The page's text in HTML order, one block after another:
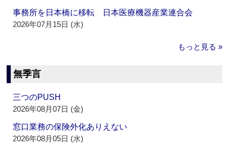
事務所を日本橋に移転 日本医療機器産業連合会
2026年07月15日 (水)
もっと見る »
無季言
三つのPUSH
2026年08月07日 (金)
窓口業務の保険外化ありえない
2026年08月05日 (水)